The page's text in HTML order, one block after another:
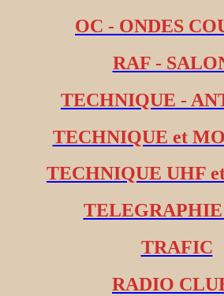
OC - ONDES
RAF -
TECHNIQUE -
TECHNIQUE et
TECHNIQUE UHF
TRAFIC
RADIO